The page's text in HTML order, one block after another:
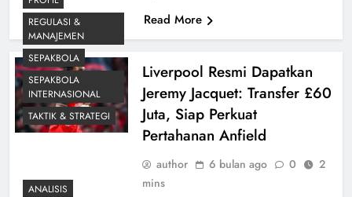
Read More
REGULASI &
MANAJEMEN
SEPAKBOLA
SEPAKBOLA
INTERNASIONAL
TAKTIK & STRATEGI
Liverpool Resmi Dapatkan
Jeremy Jacquet: Transfer £60
Juta, Siap Perkuat
Pertahanan Anfield
author 6 bulan ago 0
2
mins
ANALISIS